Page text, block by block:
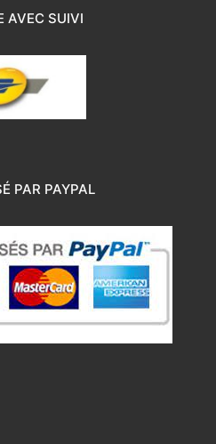
AVEC SUIVI
PAR PAYPAL